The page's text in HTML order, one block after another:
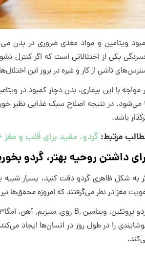
ویتامین و مواد مغذی ضروری در بدن
یکی از اختلالاتی است که اگر کنترل
ناشی از کار و غیره در بروز این
۳ ‌می‌شود. در نتیجه اصلاح سبک غذایی نظیر
باشد.
مرتبط: گردو، مفید برای قلب و مغز
داشتن روحیه بهتر، گردو
به شکل ظاهری گردو دقت کنید، بسیار
مغز در نظر می‌گرفتند که امروزه محقق‌ها
را در طول روز در انسان‌ها ایجاد